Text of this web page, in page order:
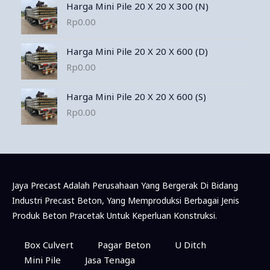
Harga Mini Pile 20 X 20 X 300 (N)
Rp0.00
Harga Mini Pile 20 X 20 X 600 (D)
Rp0.00
Harga Mini Pile 20 X 20 X 600 (S)
Rp0.00
Jaya Precast Adalah Perusahaan Yang Bergerak Di Bidang
Industri Precast Beton, Yang Memproduksi Berbagai Jenis
Produk Beton Pracetak Untuk Keperluan Konstruksi.
Box Culvert Pagar Beton
U Ditch
Mini Pile
Jasa Tenaga